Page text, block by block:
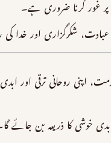
پر غور کرنا ضروری ہے۔
عبادت، شکرگزاری اور
اپنی روحانی ترقی
خوشی کا ذریعہ بن جائے